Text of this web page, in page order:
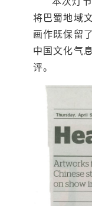
将巴蜀地域
画作既保留
中国文化气
评。